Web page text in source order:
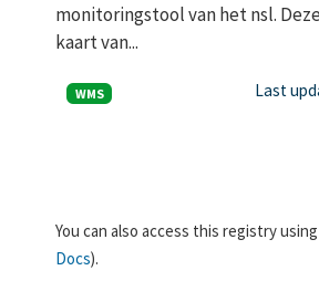
monitoringstool van het nsl.
kaart van...
WMS Last
You can also access this registry
Docs).